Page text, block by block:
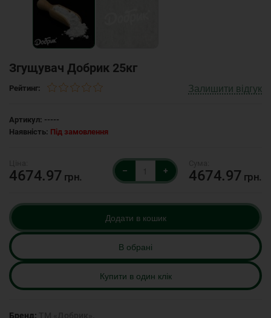
Згущувач Добрик 25кг
Рейтинг: Залишити відгук
Артикул: -----
Наявність: Під замовлення
4674.97 грн.
– + 4674.97 грн.
Додати в кошик
В обрані
Купити в один клік
Бренд: